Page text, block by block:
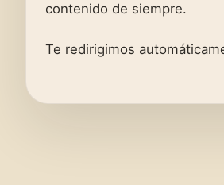
contenido de siempre.
Te redirigimos